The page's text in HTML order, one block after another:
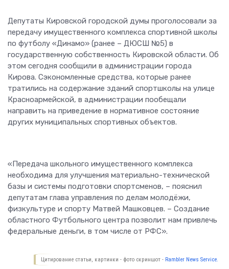
Депутаты Кировской городской думы проголосовали за
передачу имущественного комплекса спортивной школы
по футболу «Динамо» (ранее – ДЮСШ №5) в
государственную собственность Кировской области. Об
этом сегодня сообщили в администрации города
Кирова. Сэкономленные средства, которые ранее
тратились на содержание зданий спортшколы на улице
Красноармейской, в администрации пообещали
направить на приведение в нормативное состояние
других муниципальных спортивных объектов.
«Передача школьного имущественного комплекса
необходима для улучшения материально-технической
базы и системы подготовки спортсменов, – пояснил
депутатам глава управления по делам молодёжи,
физкультуре и спорту Матвей Машковцев. – Создание
областного Футбольного центра позволит нам привлечь
федеральные деньги, в том числе от РФС».
Цитирование статьи, картинки - фото скриншот - Rambler News Service.